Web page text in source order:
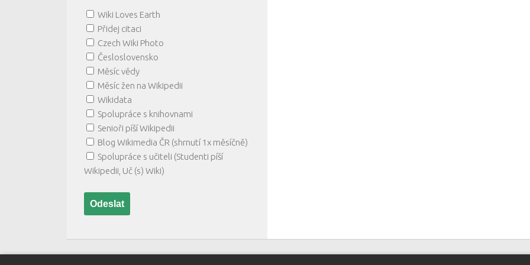
Wiki Loves Earth
Přidej citaci
Czech Wiki Photo
Česloslovensko
Měsíc vědy
Měsíc žen na Wikipedii
Wikidata
Spolupráce s knihovnami
Senioři píší Wikipedii
Blog Wikimedia ČR (shrnutí 1x měsíčně)
Spolupráce s učiteli (Studenti píší
Wikipedii, Uč (s) Wiki)